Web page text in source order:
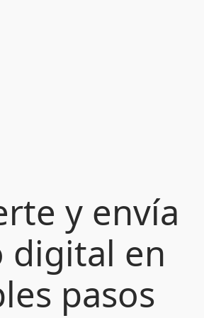
y envía
digital en
pasos